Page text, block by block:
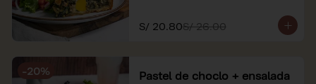
S/ 20.80S/ 26.00
-20% Pastel de choclo + ensalada